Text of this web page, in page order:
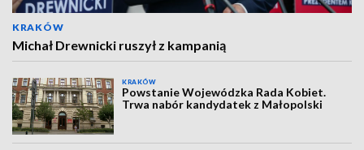
KRAKÓW
Michał Drewnicki ruszył z kampanią
KRAKÓW
Powstanie Wojewódzka Rada Kobiet.
Trwa nabór kandydatek z Małopolski